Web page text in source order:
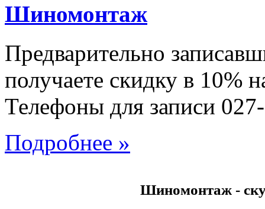
Шиномонтаж
Предварительно
получаете скидку в 10%
Телефоны для записи
Подробнее »
Шиномонтаж -